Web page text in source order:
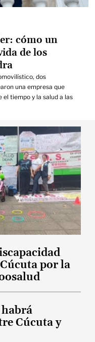
por la
Cúcuta y
cómo un
de los
dos
una empresa que
tiempo y la salud a las